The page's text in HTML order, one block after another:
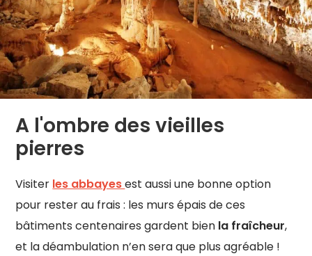
A l'ombre des vieilles
pierres
Visiter les abbayesest aussi une bonne option
pour rester au frais : les murs épais de ces
bâtiments centenaires gardent bien la fraîcheur,
et la déambulation n’en sera que plus agréable !